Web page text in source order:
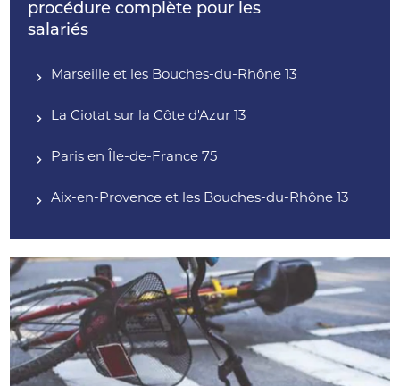
procédure complète pour les
salariés
Marseille et les Bouches-du-Rhône 13
La Ciotat sur la Côte d'Azur 13
Paris en Île-de-France 75
Aix-en-Provence et les Bouches-du-Rhône 13